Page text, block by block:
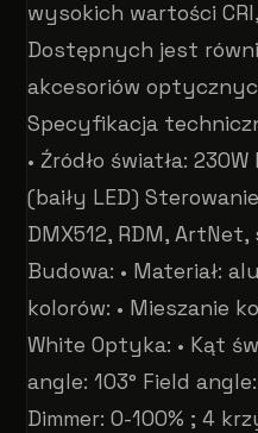
wysokich wartości
Dostępnych jest
akcesoriów
Specyfikacja
• Źródło światła:
(baiły LED)
DMX512, RDM, ArtNet,
Budowa: • Materiał:
kolorów: • Mieszanie
White Optyka: • Kąt
angle: 103° Field
Dimmer: 0-100% ; 4